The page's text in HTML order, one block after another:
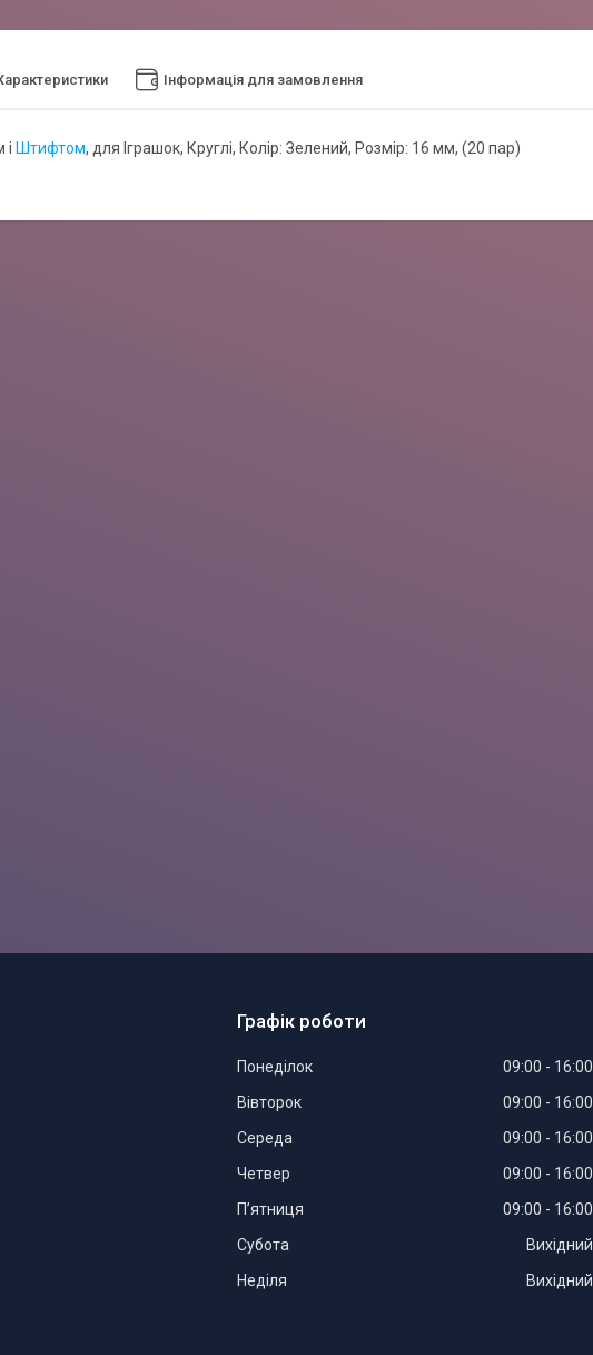
Інформація для замовлення
і Штифтом, для Іграшок, Круглі, Колір: Зелений, Розмір: 16 мм, (20 пар)
Графік роботи
Понеділок 09:00
16:00
Вівторок
09:00
16:00
Середа
09:00
16:00
Четвер
09:00
16:00
Пʼятниця
09:00
16:00
Субота
Вихідний
Неділя
Вихідний